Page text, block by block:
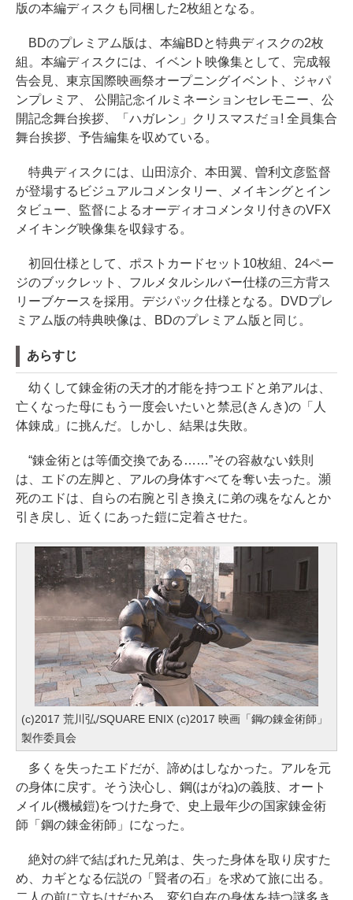
版の本編ディスクも同梱した2枚組となる。
BDのプレミアム版は、本編BDと特典ディスクの2枚
組。本編ディスクには、イベント映像集として、完成報
告会見、東京国際映画祭オープニングイベント、ジャパ
ンプレミア、 公開記念イルミネーションセレモニー、公
開記念舞台挨拶、「ハガレン」クリスマスだョ! 全員集合
舞台挨拶、予告編集を収めている。
特典ディスクには、山田涼介、本田翼、曽利文彦監督
が登場するビジュアルコメンタリー、メイキングとイン
タビュー、監督によるオーディオコメンタリ付きのVFX
メイキング映像集を収録する。
初回仕様として、ポストカードセット10枚組、24ペー
ジのブックレット、フルメタルシルバー仕様の三方背ス
リーブケースを採用。デジパック仕様となる。DVDプレ
ミアム版の特典映像は、BDのプレミアム版と同じ。
あらすじ
幼くして錬金術の天才的才能を持つエドと弟アルは、
亡くなった母にもう一度会いたいと禁忌(きんき)の「人
体錬成」に挑んだ。しかし、結果は失敗。
“錬金術とは等価交換である……”その容赦ない鉄則
は、エドの左脚と、アルの身体すべてを奪い去った。瀕
死のエドは、自らの右腕と引き換えに弟の魂をなんとか
引き戻し、近くにあった鎧に定着させた。
(c)2017 荒川弘/SQUARE ENIX (c)2017 映画「鋼の錬金術師」
製作委員会
多くを失ったエドだが、諦めはしなかった。アルを元
の身体に戻す。そう決心し、鋼(はがね)の義肢、オート
メイル(機械鎧)をつけた身で、史上最年少の国家錬金術
師「鋼の錬金術師」になった。
絶対の絆で結ばれた兄弟は、失った身体を取り戻すた
め、カギとなる伝説の「賢者の石」を求めて旅に出る。
二人の前に立ちはだかる、変幻自在の身体を持つ謎多き